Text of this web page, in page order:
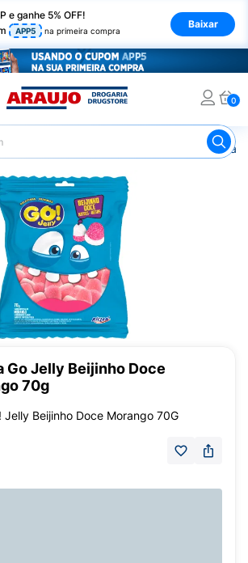
e ganhe 5% OFF!
APP5 na primeira compra
Baixar
0
Go Jelly Beijinho Doce
70g
Jelly Beijinho Doce Morango 70G